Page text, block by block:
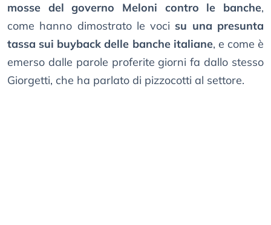
mosse del governo Meloni contro le banche,
come hanno dimostrato le voci su una presunta
tassa sui buyback delle banche italiane, e come è
emerso dalle parole proferite giorni fa dallo stesso
Giorgetti, che ha parlato di pizzocotti al settore.